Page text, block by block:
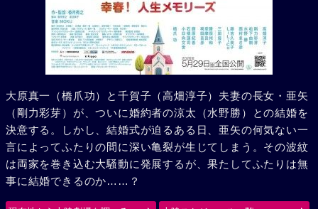
大原真一（橋爪功）と千賀子（高畑淳子）夫妻の長女・亜矢
（剛力彩芽）が、ついに婚約者の涼太（水野勝）との結婚を
決意する。しかし、結婚式が迫るある日、亜矢の何気ない一
言によってふたりの間に深い亀裂が生じてしまう。その波紋
は両家を巻き込む大騒動に発展するが、果たしてふたりは無
事に結婚できるのか……？